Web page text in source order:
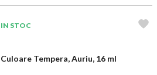
IN STOC
Culoare Tempera, Auriu, 16 ml